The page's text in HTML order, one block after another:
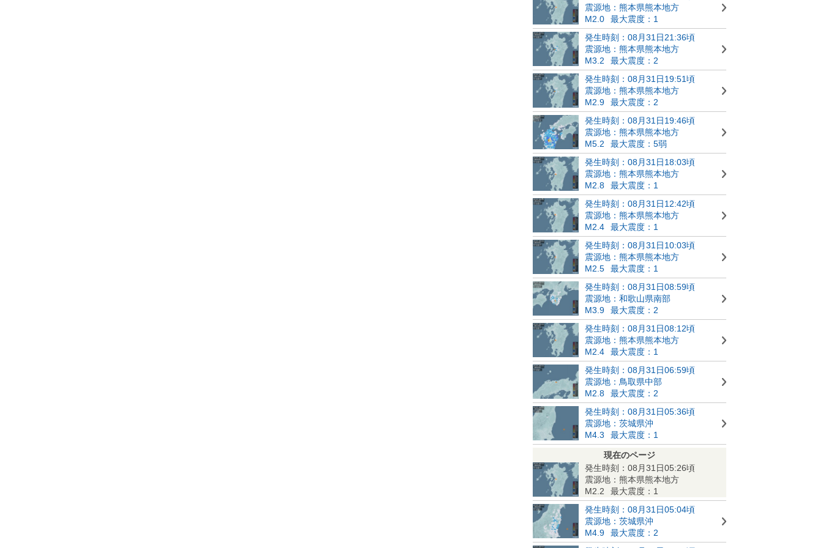
震源地：熊本県熊本地方
M2.0
最大震度：1
発生時刻：08月31日21:36頃
震源地：熊本県熊本地方
M3.2
最大震度：2
発生時刻：08月31日19:51頃
震源地：熊本県熊本地方
M2.9
最大震度：2
発生時刻：08月31日19:46頃
震源地：熊本県熊本地方
M5.2
最大震度：5弱
発生時刻：08月31日18:03頃
震源地：熊本県熊本地方
M2.8
最大震度：1
発生時刻：08月31日12:42頃
震源地：熊本県熊本地方
M2.4
最大震度：1
発生時刻：08月31日10:03頃
震源地：熊本県熊本地方
M2.5
最大震度：1
発生時刻：08月31日08:59頃
震源地：和歌山県南部
M3.9
最大震度：2
発生時刻：08月31日08:12頃
震源地：熊本県熊本地方
M2.4
最大震度：1
発生時刻：08月31日06:59頃
震源地：鳥取県中部
M2.8
最大震度：2
発生時刻：08月31日05:36頃
震源地：茨城県沖
M4.3
最大震度：1
現在のページ
発生時刻：08月31日05:26頃
震源地：熊本県熊本地方
M2.2
最大震度：1
発生時刻：08月31日05:04頃
震源地：茨城県沖
M4.9
最大震度：2